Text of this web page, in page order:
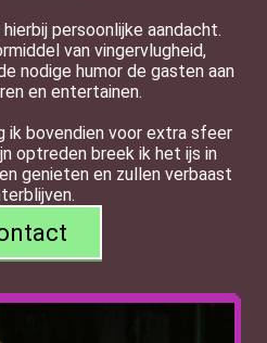
persoonlijke aandacht.
van vingervlugheid,
nodige humor de gasten aan
en entertainen.
ik bovendien voor extra sfeer
optreden breek ik het ijs in
genieten en zullen verbaast